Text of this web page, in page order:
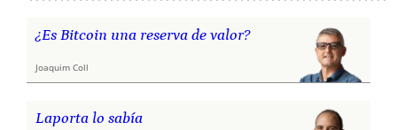
¿Es Bitcoin una reserva de valor?
Joaquim Coll
Laporta lo sabía